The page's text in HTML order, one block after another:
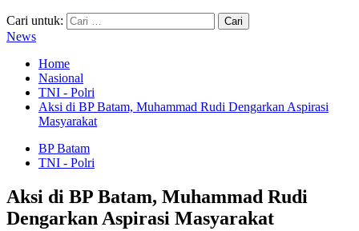
Cari untuk:
News
Home
Nasional
TNI - Polri
Aksi di BP Batam, Muhammad Rudi Dengarkan Aspirasi
Masyarakat
BP Batam
TNI - Polri
Aksi di BP Batam, Muhammad Rudi
Dengarkan Aspirasi Masyarakat